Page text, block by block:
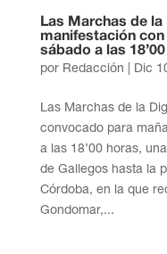
Las Marchas de
manifestación con
sábado a las
por Redacción Dic
Las Marchas de la
convocado para
a las 18’00 horas,
de Gallegos hasta la
Córdoba, en la que
Gondomar,...